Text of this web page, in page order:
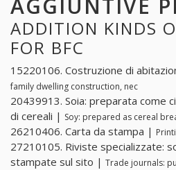
AGGIUNTIVE
ADDITION KINDS
FOR BFC
15220106. Costruzione di
family dwelling construction, nec
20439913. Soia: preparata come
di cereali | Soy: prepared as cereal
26210406. Carta da stampa |
27210105. Riviste specializzate:
stampate sul sito | Trade journals: